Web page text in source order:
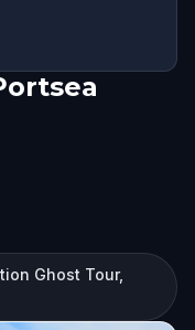
Ghost Tour,